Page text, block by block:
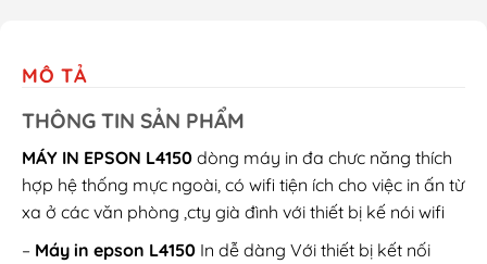
MÔ TẢ
THÔNG TIN SẢN PHẨM
MÁY IN EPSON L4150dòng máy in đa chưc năng thích
hợp hệ thống mực ngoài, có wifi tiện ích cho việc in ấn từ
xa ở các văn phòng ,cty già đình với thiết bị kế nói wifi
– Máy in epson L4150In dễ dàng Với thiết bị kết nối